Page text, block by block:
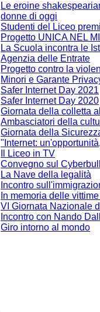
Le eroine
donne di oggi
Studenti del Liceo
Progetto UNICA NEL
La Scuola incontra le
Agenzia delle Entrate
Progetto contro la
Minori e Garante
Safer Internet Day 2021
Safer Internet Day 2020
Giornata della colletta
Ambasciatori della
Giornata della
"Internet:
Il Liceo in TV
Convegno sul
La Nave della legalità
Incontro
In memoria delle
VI Giornata Nazionale
Incontro con Nando
Giro intorno al mondo